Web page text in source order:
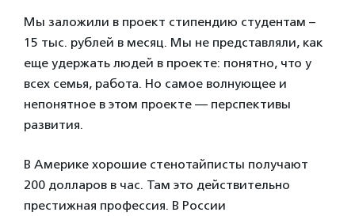
Мы заложили в проект стипендию студентам –
15 тыс. рублей в месяц. Мы не представляли, как
еще удержать людей в проекте: понятно, что у
всех семья, работа. Но самое волнующее и
непонятное в этом проекте — перспективы
развития.
В Америке хорошие стенотайписты получают
200 долларов в час. Там это действительно
престижная профессия. В России